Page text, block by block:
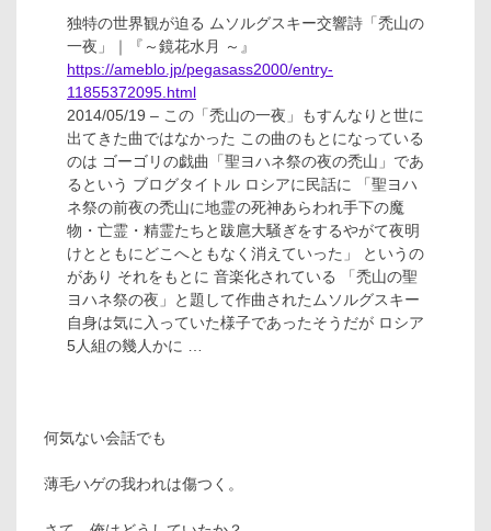
独特の世界観が迫る ムソルグスキー交響詩「禿山の
一夜」｜『～鏡花水月 ～』
https://ameblo.jp/pegasass2000/entry-
11855372095.html
2014/05/19 – この「禿山の一夜」もすんなりと世に
出てきた曲ではなかった この曲のもとになっている
のは ゴーゴリの戯曲「聖ヨハネ祭の夜の禿山」であ
るという ブログタイトル ロシアに民話に 「聖ヨハ
ネ祭の前夜の禿山に地霊の死神あらわれ手下の魔
物・亡霊・精霊たちと跋扈大騒ぎをするやがて夜明
けとともにどこへともなく消えていった」 というの
があり それをもとに 音楽化されている 「禿山の聖
ヨハネ祭の夜」と題して作曲されたムソルグスキー
自身は気に入っていた様子であったそうだが ロシア
5人組の幾人かに …
何気ない会話でも
薄毛ハゲの我われは傷つく。